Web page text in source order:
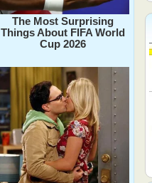
The Most Surprising
Things About FIFA World
Cup 2026